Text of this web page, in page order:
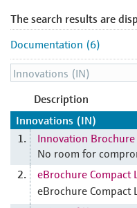
The search results are
Documentation (6)
Description
Innovations (IN)
1.
Innovation
No room for
2.
eBrochure Compact
eBrochure Compact